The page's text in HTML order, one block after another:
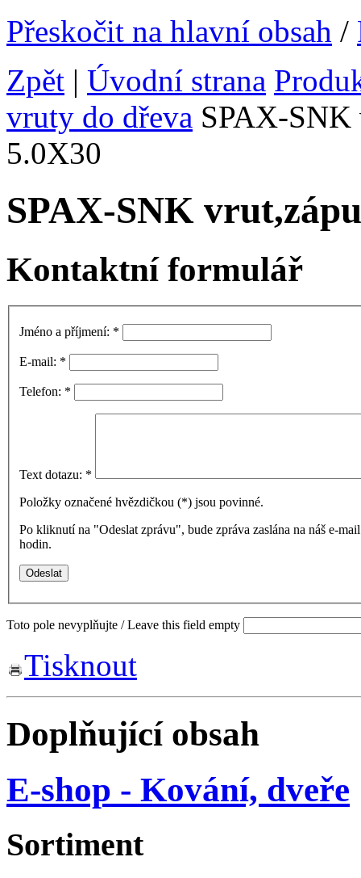
Přeskočit na hlavní obsah /
Zpět | Úvodní strana
vruty do dřeva SPAX-SNK
5.0X30
SPAX-SNK
Kontaktní formulář
Jméno a příjmení: *
E-mail: *
Telefon: *
Text dotazu: *
Položky označené hvězdičkou (*) jsou povinné.
Po kliknutí na "Odeslat zprávu", bude zpráva zaslána na náš e-
hodin.
Toto pole nevyplňujte / Leave this field empty
Tisknout
Doplňující obsah
E-shop - Kování, dveře
Sortiment